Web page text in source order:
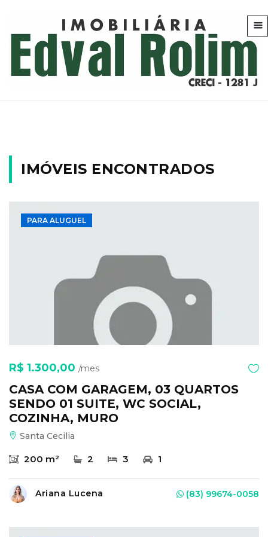
IMÓVEIS ENCONTRADOS
PARA ALUGUEL
R$ 1.300,00 /mes
CASA COM GARAGEM, 03 QUARTOS
SENDO 01 SUITE, WC SOCIAL,
COZINHA, MURO
Santa Cecilia
200 m² 2 3 1
Ariana Lucena (83) 99674-0058